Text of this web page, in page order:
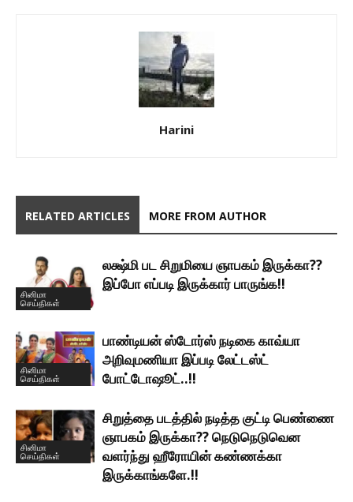
Harini
RELATED ARTICLES MORE FROM AUTHOR
சினிமா
செய்திகள்
லக்ஷ்மி பட சிறுமியை ஞாபகம் இருக்கா??
இப்போ எப்படி இருக்கார் பாருங்க!!
சினிமா
செய்திகள்
பாண்டியன் ஸ்டோர்ஸ் நடிகை காவ்யா
அறிவுமணியா இப்படி லேட்டஸ்ட்
போட்டோஷூட்..!!
சினிமா
செய்திகள்
சிறுத்தை படத்தில் நடித்த குட்டி பெண்ணை
ஞாபகம் இருக்கா?? நெடுநெடுவென
வளர்ந்து ஹீரோயின் கண்ணக்கா
இருக்காங்களே.!!